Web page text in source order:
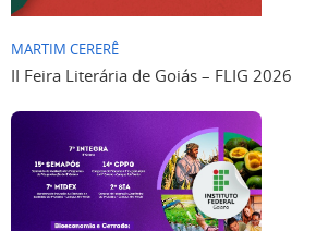
MARTIM CERERÊ
II Feira Literária de Goiás – FLIG 2026